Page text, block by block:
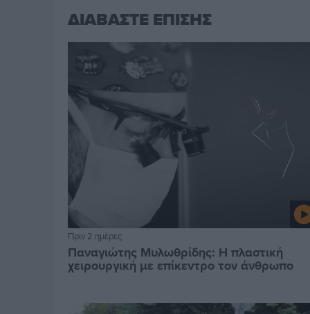
ΔΙΑΒΑΣΤΕ ΕΠΙΣΗΣ
Πριν 2 ημέρες
Παναγιώτης Μυλωθρίδης: Η πλαστική
χειρουργική με επίκεντρο τον άνθρωπο